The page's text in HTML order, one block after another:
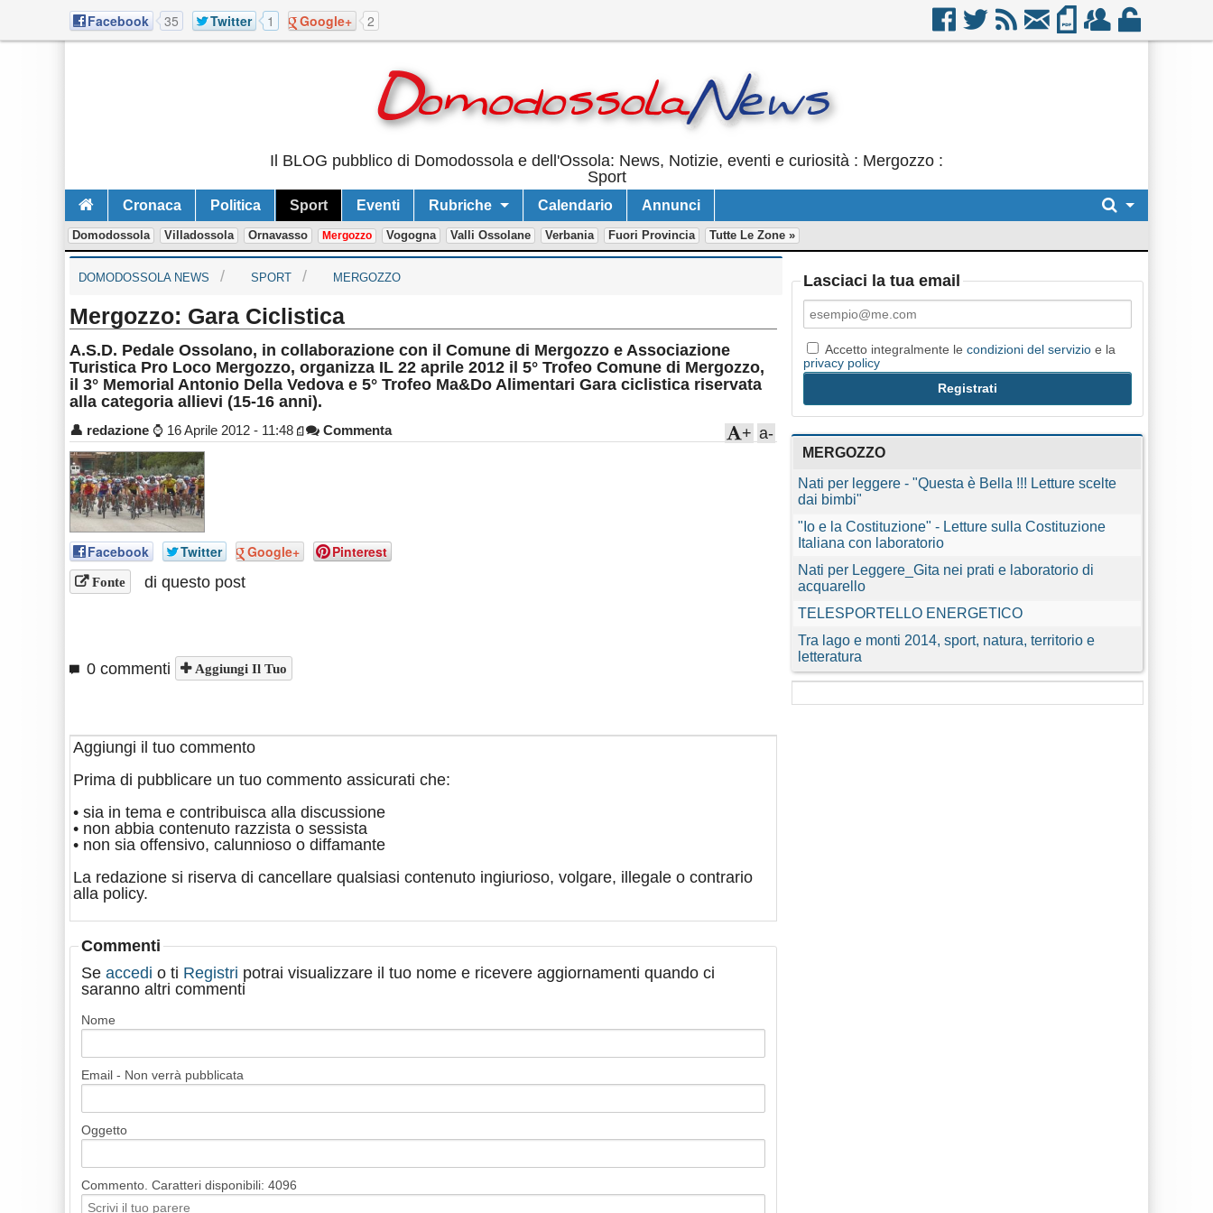
Facebook 35 Twitter 1 Google+ 2
Il BLOG pubblico di Domodossola e dell'Ossola: News, Notizie, eventi e curiosità : Mergozzo :
Sport
Cronaca Politica Sport Eventi Rubriche Calendario Annunci
Domodossola Villadossola Ornavasso Mergozzo Vogogna Valli Ossolane Verbania Fuori Provincia Tutte Le Zone »
DOMODOSSOLA NEWS SPORT MERGOZZO
Mergozzo: Gara Ciclistica
A.S.D. Pedale Ossolano, in collaborazione con il Comune di Mergozzo e Associazione
Turistica Pro Loco Mergozzo, organizza IL 22 aprile 2012 il 5° Trofeo Comune di Mergozzo,
il 3° Memorial Antonio Della Vedova e 5° Trofeo Ma&Do Alimentari Gara ciclistica riservata
alla categoria allievi (15-16 anni).
👤 redazione ⌚ 16 Aprile 2012 - 11:48 Commenta a-
+
Facebook Twitter Google+ Pinterest
Fonte di questo post
0 commenti Aggiungi Il Tuo
Aggiungi il tuo commento
Prima di pubblicare un tuo commento assicurati che:
• sia in tema e contribuisca alla discussione
• non abbia contenuto razzista o sessista
• non sia offensivo, calunnioso o diffamante
La redazione si riserva di cancellare qualsiasi contenuto ingiurioso, volgare, illegale o contrario
alla policy.
Commenti
Se accedi o ti Registri potrai visualizzare il tuo nome e ricevere aggiornamenti quando ci
saranno altri commenti
Nome
Email - Non verrà pubblicata
Oggetto
Commento. Caratteri disponibili: 4096
Lasciaci la tua email
Accetto integralmente lecondizioni del servizio e la
privacy policy
MERGOZZO
Nati per leggere - "Questa è Bella !!! Letture scelte
dai bimbi"
"Io e la Costituzione" - Letture sulla Costituzione
Italiana con laboratorio
Nati per Leggere_Gita nei prati e laboratorio di
acquarello
TELESPORTELLO ENERGETICO
Tra lago e monti 2014, sport, natura, territorio e
letteratura